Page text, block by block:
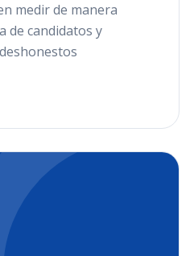
medir de manera
de candidatos y